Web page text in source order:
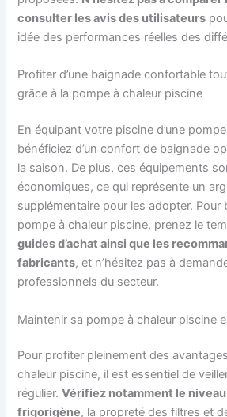
consulter les avis des utilisateurs
idée des performances réelles des
Profiter d’une baignade confortable
grâce à la pompe à chaleur piscine
En équipant votre piscine d’une
bénéficiez d’un confort de baignade
la saison. De plus, ces équipements
économiques, ce qui représente un
supplémentaire pour les adopter. Pour
pompe à chaleur piscine, prenez le
guides d’achat ainsi que les
fabricants, et n’hésitez pas à
professionnels du secteur.
Maintenir sa pompe à chaleur piscine
Pour profiter pleinement des
chaleur piscine, il est essentiel de
régulier.Vérifiez notamment le
frigorigène, la propreté des filtres et